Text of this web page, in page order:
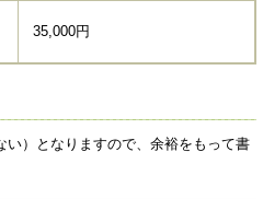
35,000円
）となりますので、余裕をもって書